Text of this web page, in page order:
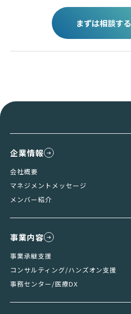
まずは相談する
企業情報
会社概要
マネジメントメッセージ
メンバー紹介
事業内容
事業承継支援
コンサルティング/ハンズオン支援
事務センター/医療DX